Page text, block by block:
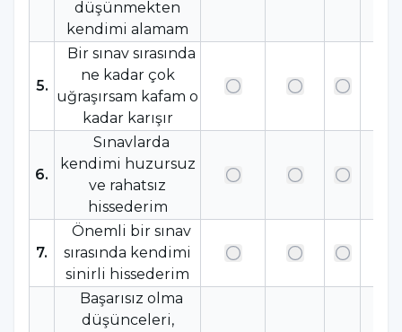
düşünmekten
kendimi alamam
5.
Bir sınav sırasında
ne kadar çok
uğraşırsam kafam o
kadar karışır
6.
Sınavlarda
kendimi huzursuz
ve rahatsız
hissederim
7.
Önemli bir sınav
sırasında kendimi
sinirli hissederim
Başarısız olma
düşünceleri,